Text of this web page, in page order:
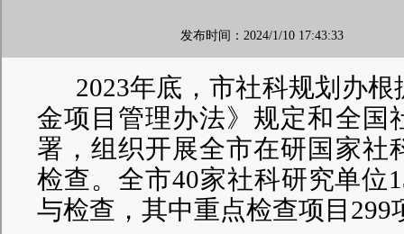
发布时间：2024/1/10 17:43:33
2023年底， 市社科规划办根
金项目管理办法》规定和全国
署，组织开展全市在研国家社
检查。全市40家社科研究单位
与检查，其中重点检查项目299